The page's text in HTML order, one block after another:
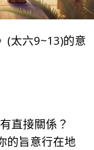
(太六9~13)的意
直接關係？
的旨意行在地